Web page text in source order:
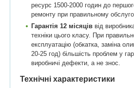
ресурс 1500-2000 годин до
ремонту при правильному
Гарантія 12 місяців від
техніки цього класу. При
експлуатацію (обкатка, заміна
20-25 год) більшість проблем у
виробничі дефекти, а не знос.
Технічні характеристики